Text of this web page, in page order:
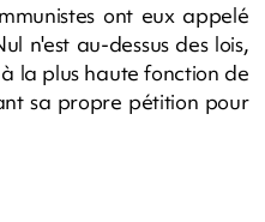
ont eux appelé
n'est au-dessus des lois,
la plus haute fonction de
sa propre pétition pour